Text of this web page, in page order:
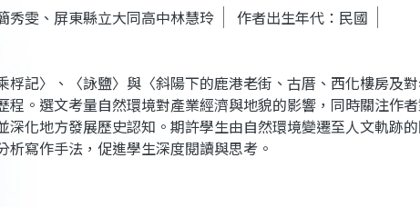
秀雯、屏東縣立大同高中林慧玲 作者出生年代：民國
桴記〉、〈詠鹽〉與〈斜陽下的鹿港老街、古厝、西化樓房及
程。選文考量自然環境對產業經濟與地貌的影響，同時關注作
深化地方發展歷史認知。期許學生由自然環境變遷至人文軌跡
析寫作手法，促進學生深度閱讀與思考。